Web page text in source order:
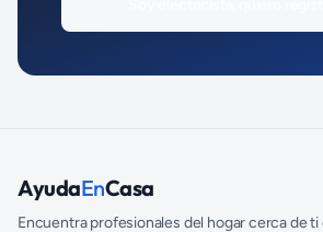
AyudaEnCasa
Encuentra profesionales del hogar cerca de ti